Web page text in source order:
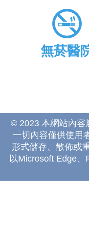
無菸醫
© 2023 本網站內容
一切內容僅供使用
形式儲存、散佈或
以Microsoft Edge